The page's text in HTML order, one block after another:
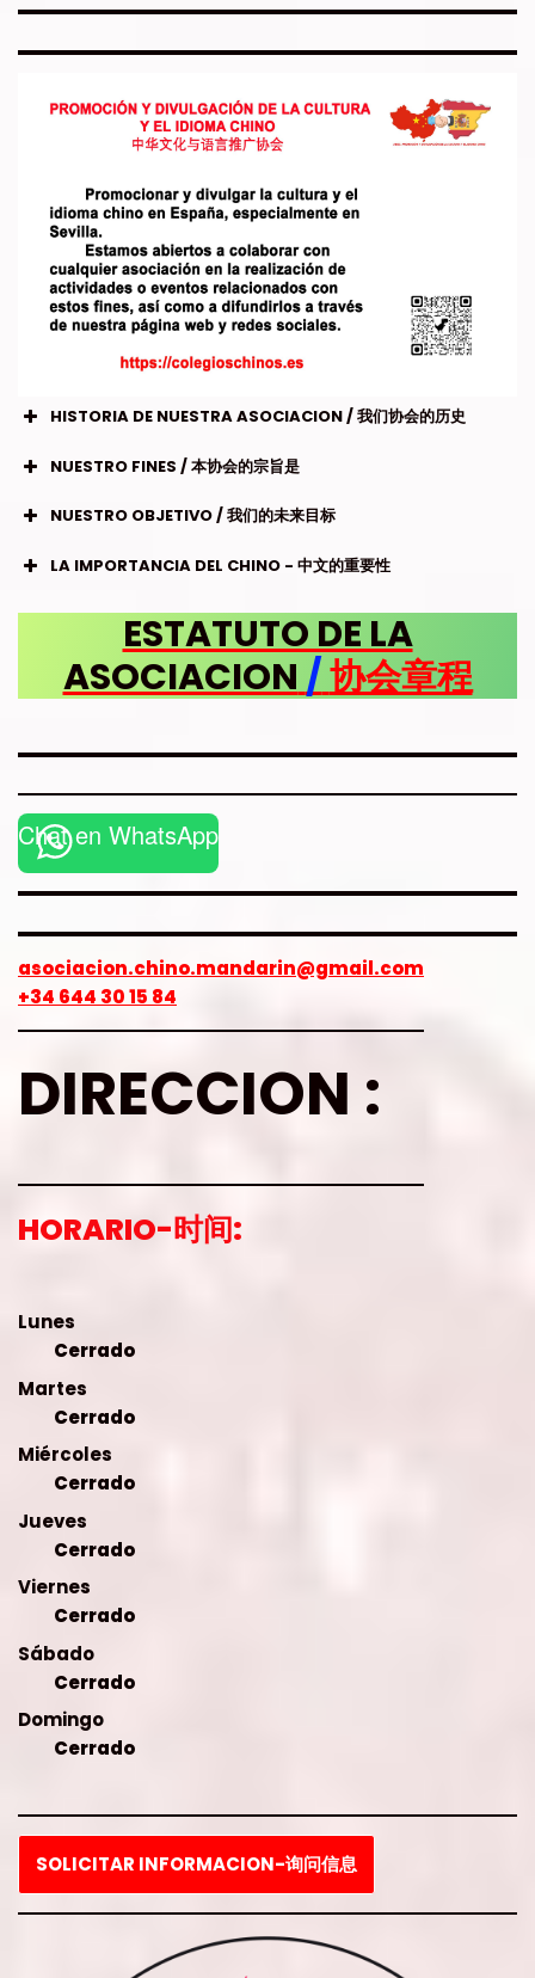
HISTORIA DE NUESTRA ASOCIACION / 我们协会的历史
NUESTRO FINES / 本协会的宗旨是
NUESTRO OBJETIVO / 我们的未来目标
LA IMPORTANCIA DEL CHINO - 中文的重要性
ESTATUTO DE LA
ASOCIACION /协会章程
Chat en WhatsApp
asociacion.chino.mandarin@gmail.com
+34 644 30 15 84
DIRECCION :
HORARIO-时间:
Lunes
Cerrado
Martes
Cerrado
Miércoles
Cerrado
Jueves
Cerrado
Viernes
Cerrado
Sábado
Cerrado
Domingo
Cerrado
SOLICITAR INFORMACION-询问信息